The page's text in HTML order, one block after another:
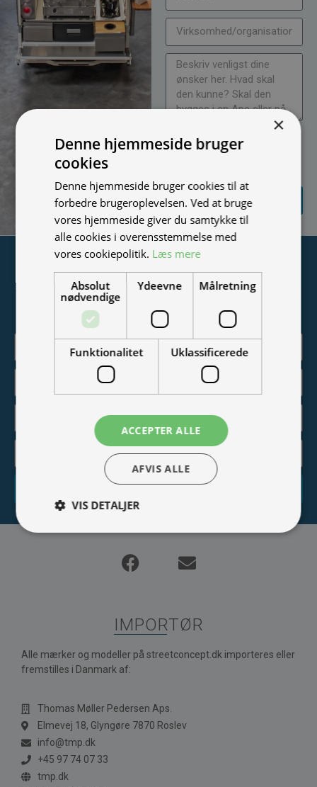
Jeg vil gerne modtage
nyheder på mail (bare rolig,
FORESPØRGSEL
Tilmeld nyhedsmail
Vær blandt de første til at modtage info om nye produkter,
tilbud, events og udstillinger.
Tilmeld
IMPORTØR
Alle mærker og modeller på streetconcept.dk importeres eller
fremstilles i Danmark af:
Thomas Møller Pedersen Aps.
Elmevej 18, Glyngøre 7870 Roslev
info@tmp.dk
+45 97 74 07 33
tmp.dk
×
Denne hjemmeside bruger
cookies
Denne hjemmeside bruger cookies til at
forbedre brugeroplevelsen. Ved at bruge
vores hjemmeside giver du samtykke til
alle cookies i overensstemmelse med
vores cookiepolitik. Læs mere
Absolut
nødvendige
Ydeevne Målretning
Funktionalitet Uklassificerede
ACCEPTER ALLE
AFVIS ALLE
VIS DETALJER